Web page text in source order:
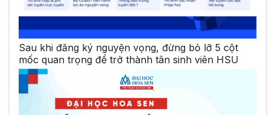
Sau khi đăng ký nguyện vọng, đừng bỏ lỡ 5 cột
mốc quan trọng để trở thành tân sinh viên HSU